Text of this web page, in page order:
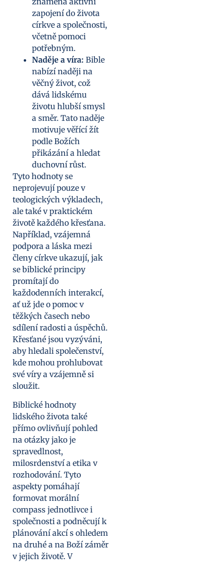
zapojení do života
církve a společnosti,
včetně pomoci
potřebným.
Naděje a víra: Bible
nabízí naději na
věčný život, což
dává lidskému
životu hlubší smysl
a směr. Tato naděje
motivuje věřící žít
podle Božích
přikázání a hledat
duchovní růst.
Tyto hodnoty se
neprojevují pouze v
teologických výkladech,
ale také v praktickém
životě každého křesťana.
Například, vzájemná
podpora a láska mezi
členy církve ukazují, jak
se biblické principy
promítají do
každodenních interakcí,
ať už jde o pomoc v
těžkých časech nebo
sdílení radosti a úspěchů.
Křesťané jsou vyzýváni,
aby hledali společenství,
kde mohou prohlubovat
své víry a vzájemně si
sloužit.
Biblické hodnoty
lidského života také
přímo ovlivňují pohled
na otázky jako je
spravedlnost,
milosrdenství a etika v
rozhodování. Tyto
aspekty pomáhají
formovat morální
compass jednotlivce i
společnosti a podněcují k
plánování akcí s ohledem
na druhé a na Boží záměr
v jejich životě. V